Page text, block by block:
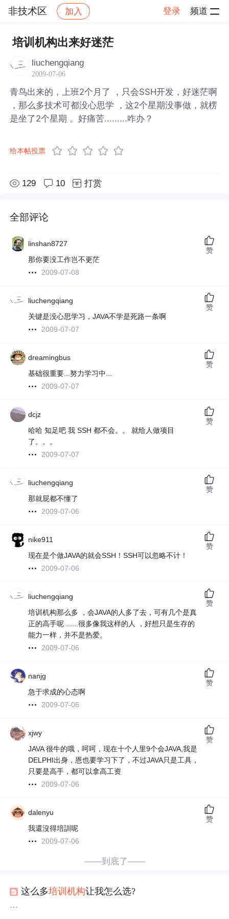
非技术区 加入 登录 频道
社区 非技术区 帖子详情
培训机构出来好迷茫
liuchengqiang
2009-07-06
青鸟出来的，上班2个月了 ，只会SSH开发，好迷茫啊
，那么多技术可都没心思学 ，这2个星期没事做，就楞
是坐了2个星期 。好痛苦.........咋办？
给本帖投票
129 10 打赏
全部评论
linshan8727
那你要没工作岂不更茫
2009-07-08
赞
liuchengqiang
关键是没心思学习，JAVA不学是死路一条啊
2009-07-07
赞
dreamingbus
基础很重要...努力学习中...
2009-07-07
赞
dcjz
哈哈 知足吧 我 SSH 都不会。。 就给人做项目
了。。。
2009-07-07
赞
liuchengqiang
那就屁都不懂了
2009-07-06
赞
nike911
现在是个做JAVA的就会SSH！SSH可以忽略不计！
2009-07-06
赞
liuchengqiang
培训机构那么多 ，会JAVA的人多了去，可有几个是真
正的高手呢 ......很多像我这样的人 ，好想只是生存的
能力一样，并不是热爱。
2009-07-06
赞
nanjg
急于求成的心态啊
2009-07-06
赞
xjwy
JAVA 很牛的哦，呵呵，现在十个人里9个会JAVA,我是
DELPHI出身，恩也要学习下了，不过JAVA只是工具，
只要是高手，都可以拿高工资
2009-07-06
赞
dalenyu
我還沒得培訓呢
2009-07-06
赞
——到底了——
这么多培训机构让我怎么选?